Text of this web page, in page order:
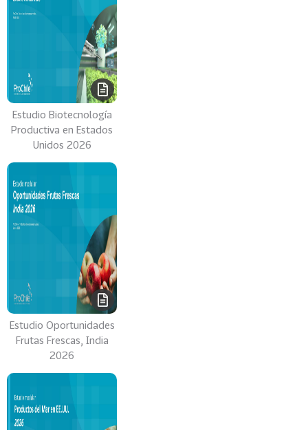
Estudio Biotecnología
Productiva en Estados
Unidos 2026
Estudio Oportunidades
Frutas Frescas, India
2026